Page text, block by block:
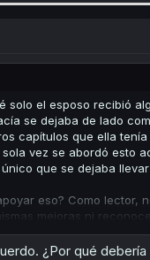
solo el esposo recibió
se dejaba de lado
capítulos que ella
vez se abordó esto
que se dejaba
eso? Como lector,
mejoras ni
todavía se
por alto?
¿Por qué